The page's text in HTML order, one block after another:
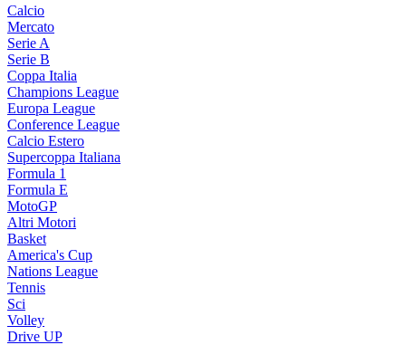
Calcio
Mercato
Serie A
Serie B
Coppa Italia
Champions League
Europa League
Conference League
Calcio Estero
Supercoppa Italiana
Formula 1
Formula E
MotoGP
Altri Motori
Basket
America's Cup
Nations League
Tennis
Sci
Volley
Drive UP